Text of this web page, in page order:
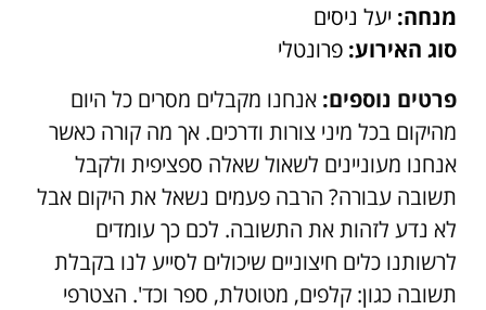
מנחה: יעל ניסים
סוג האירוע: פרונטלי
פרטים נוספים: אנחנו מקבלים מסרים כל היום
מהיקום בכל מיני צורות ודרכים. אך מה קורה כאשר
אנחנו מעוניינים לשאול שאלה ספציפית ולקבל
תשובה עבורה? הרבה פעמים נשאל את היקום אבל
לא נדע לזהות את התשובה. לכם כך עומדים
לרשותנו כלים חיצוניים שיכולים לסייע לנו בקבלת
תשובה כגון: קלפים, מטוטלת, ספר וכד'. הצטרפי